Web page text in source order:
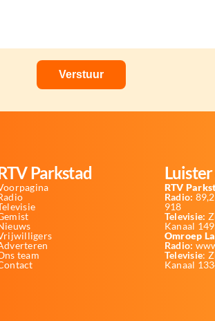
Parkstad
team
RTV
Radio:
918
Televisie:
Kanaal
Omroep
Radio:
Televisie:
Kanaal